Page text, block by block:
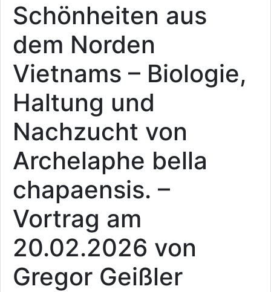
Schönheiten aus
dem Norden
Vietnams – Biologie,
Haltung und
Nachzucht von
Archelaphe bella
chapaensis. –
Vortrag am
20.02.2026 von
Gregor Geißler